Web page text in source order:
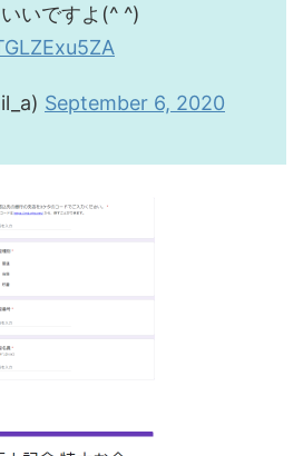
いですよ(^ ^)
September 6, 2020